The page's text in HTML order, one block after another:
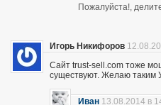
Пожалуйста!,
Игорь Никифоров
Сайт trust-sell.com тоже
существуют. Желаю таким
Иван 13.08.2014 в